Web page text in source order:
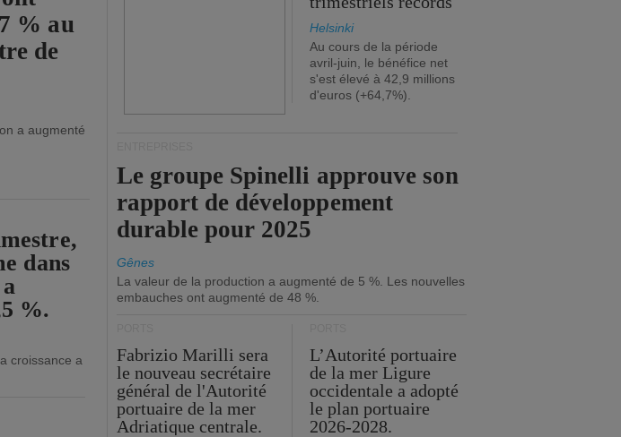
% au
de
a augmenté
dans
%.
croissance a
Helsinki
Au cours de la période
avril-juin, le bénéfice net
s'est élevé à 42,9 millions
d'euros (+64,7%).
Le groupe Spinelli approuve son
rapport de développement
durable pour 2025
Gênes
La valeur de la production a augmenté de 5 %. Les nouvelles
embauches ont augmenté de 48 %.
Fabrizio Marilli sera
le nouveau secrétaire
général de l'Autorité
portuaire de la mer
Adriatique centrale.
L’Autorité portuaire
de la mer Ligure
occidentale a adopté
le plan portuaire
2026-2028.